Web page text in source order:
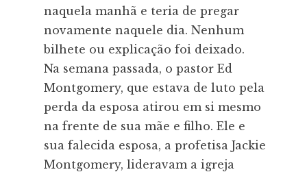
naquela manhã e teria de pregar
novamente naquele dia. Nenhum
bilhete ou explicação foi deixado.
Na semana passada, o pastor Ed
Montgomery, que estava de luto pela
perda da esposa atirou em si mesmo
na frente de sua mãe e filho. Ele e
sua falecida esposa, a profetisa Jackie
Montgomery, lideravam a igreja